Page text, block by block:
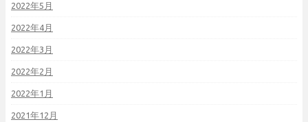
2022年5月
2022年4月
2022年3月
2022年2月
2022年1月
2021年12月